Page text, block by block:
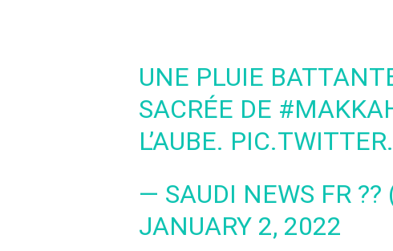
UNE PLUIE
SACRÉE DE
L’AUBE.
— SAUDI NEWS FR ??
JANUARY 2, 2022